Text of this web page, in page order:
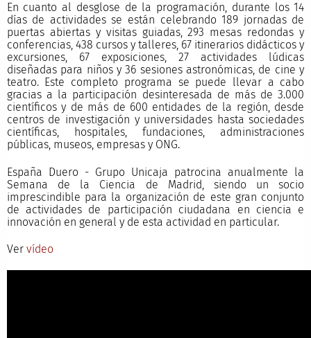
En cuanto al desglose de la programación, durante los 14
días de actividades se están celebrando 189 jornadas de
puertas abiertas y visitas guiadas, 293 mesas redondas y
conferencias, 438 cursos y talleres, 67 itinerarios didácticos y
excursiones, 67 exposiciones, 27 actividades lúdicas
diseñadas para niños y 36 sesiones astronómicas, de cine y
teatro. Este completo programa se puede llevar a cabo
gracias a la participación desinteresada de más de 3.000
científicos y de más de 600 entidades de la región, desde
centros de investigación y universidades hasta sociedades
científicas, hospitales, fundaciones, administraciones
públicas, museos, empresas y ONG.
España Duero - Grupo Unicaja patrocina anualmente la
Semana de la Ciencia de Madrid, siendo un socio
imprescindible para la organización de este gran conjunto
de actividades de participación ciudadana en ciencia e
innovación en general y de esta actividad en particular.
Ver vídeo